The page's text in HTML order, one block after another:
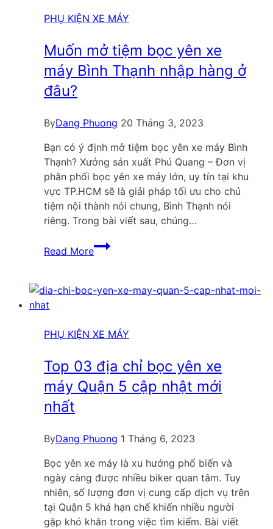
đại
phân
phối
yên
kiểu
PHỤ KIỆN XE MÁY
Muốn mở tiệm bọc yên xe
máy Bình Thạnh nhập hàng ở
đâu?
ByDang Phuong 20 Tháng 3, 2023
Bạn có ý định mở tiệm bọc yên xe máy Bình
Thạnh? Xưởng sản xuất Phú Quang – Đơn vị
phân phối bọc yên xe máy lớn, uy tín tại khu
vực TP.HCM sẽ là giải pháp tối ưu cho chủ
tiệm nội thành nói chung, Bình Thạnh nói
riêng. Trong bài viết sau, chúng…
Read More
Muốn
mở
bọc
máy
Thạnh
nhập
hàng
PHỤ KIỆN XE MÁY
Top 03 địa chỉ bọc yên xe
máy Quận 5 cập nhật mới
nhất
ByDang Phuong 1 Tháng 6, 2023
Bọc yên xe máy là xu hướng phổ biến và
ngày càng được nhiều biker quan tâm. Tuy
nhiên, số lượng đơn vị cung cấp dịch vụ trên
tại Quận 5 khá hạn chế khiến nhiều người
gặp khó khăn trong việc tìm kiếm. Bài viết